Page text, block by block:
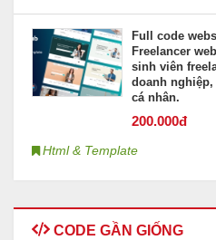
Full code
Freelancer
sinh viên
doanh
cá nhân.
200.000đ
Html & Template
CODE GẦN GIỐNG